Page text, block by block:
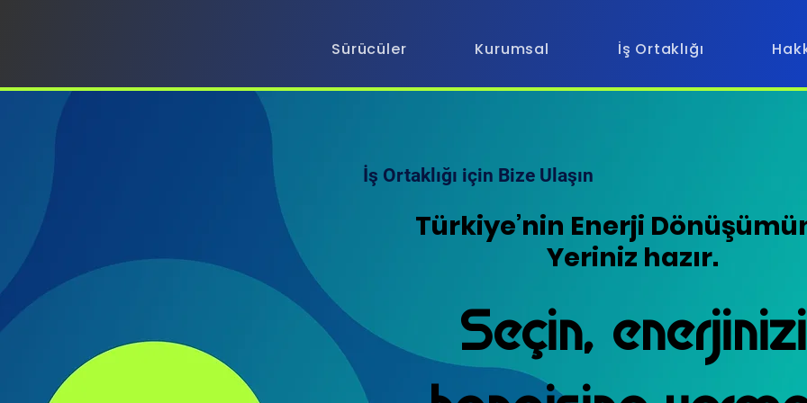
Sürücüler
Kurumsal İş Ortaklığı
İş Ortaklığı için Bize Ulaşın
Türkiye’nin Enerji
Yeriniz hazır.
Türkiye’nin Enerji
Yeriniz hazır.
Seçin, enerjinizi